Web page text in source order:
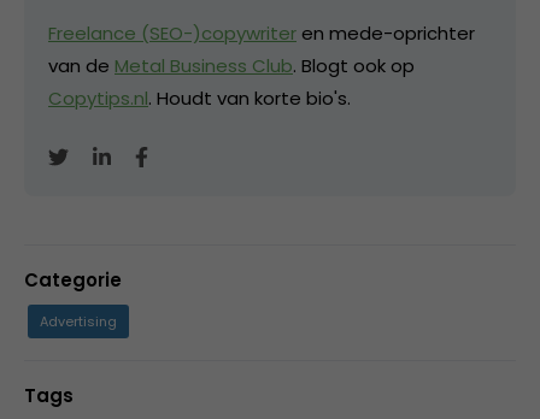
Freelance (SEO-)copywriter en mede-oprichter
van de Metal Business Club. Blogt ook op
Copytips.nl. Houdt van korte bio's.
Categorie
Advertising
Tags